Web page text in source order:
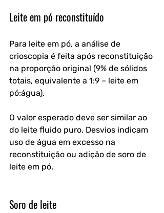
Leite em pó reconstituído
Para leite em pó, a análise de
crioscopia é feita após reconstituição
na proporção original (9% de sólidos
totais, equivalente a 1:9 – leite em
pó:água).
O valor esperado deve ser similar ao
do leite fluido puro. Desvios indicam
uso de água em excesso na
reconstituição ou adição de soro de
leite em pó.
Soro de leite